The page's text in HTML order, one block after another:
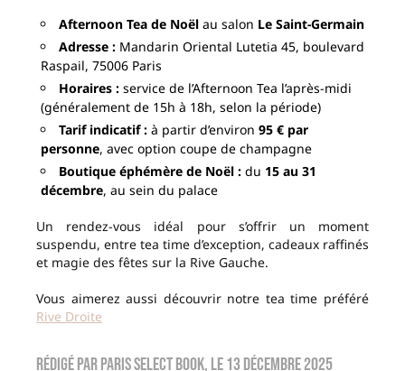
Afternoon Tea de Noël au salon Le Saint-Germain
Adresse : Mandarin Oriental Lutetia 45, boulevard
Raspail, 75006 Paris
Horaires : service de l’Afternoon Tea l’après-midi
(généralement de 15h à 18h, selon la période)
Tarif indicatif : à partir d’environ 95 € par
personne, avec option coupe de champagne
Boutique éphémère de Noël : du 15 au 31
décembre, au sein du palace
Un rendez-vous idéal pour s’offrir un moment
suspendu, entre tea time d’exception, cadeaux raffinés
et magie des fêtes sur la Rive Gauche.
Vous aimerez aussi découvrir notre tea time préféré
Rive Droite
Rédigé parParis Select Book, le13 décembre 2025